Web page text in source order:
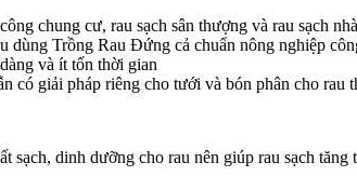
chung cư, rau sạch sân thượng và rau sạch
dùng Trồng Rau Đứng cả chuẩn nông nghiệp
và ít tốn thời gian
có giải pháp riêng cho tưới và bón phân cho rau
sạch, dinh dưỡng cho rau nên giúp rau sạch tăng